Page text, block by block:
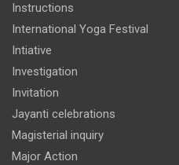
Instructions
International Yoga Festival
Intiative
Investigation
Invitation
Jayanti celebrations
Magisterial inquiry
Major Action